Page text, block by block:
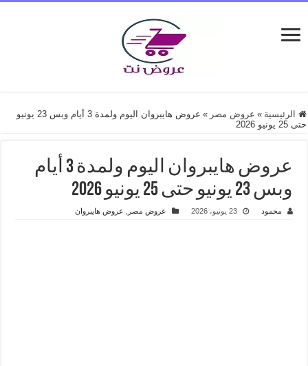
الرئيسية » عروض مصر »
عروض هايبروان اليوم ولمدة 3 أيام وبس 23 يونيو
حتى 25 يونيو 2026
عروض هايبروان اليوم ولمدة 3 أيام
وبس 23 يونيو حتى 25 يونيو 2026
محمود 23 يونيو، 2026 عروض مصر عروض هايبروان